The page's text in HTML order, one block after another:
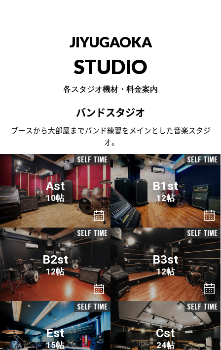
JIYUGAOKA
STUDIO
各スタジオ機材・料金案内
バンドスタジオ
ブースから大部屋までバンド練習をメインとした音楽スタジ
オ。
SELF TIME
Ast
10帖
SELF TIME
B1st
12帖
SELF TIME
B2st
12帖
SELF TIME
B3st
12帖
SELF TIME
Est
15帖
SELF TIME
Cst
24帖